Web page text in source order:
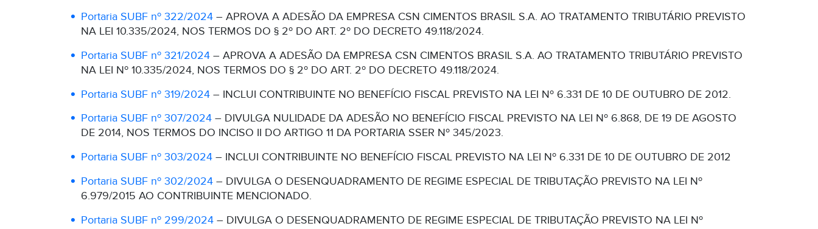
Portaria SUBF nº 322/2024 – APROVA A ADESÃO DA EMPRESA CSN CIMENTOS BRASIL S.A. AO TRATAMENTO TRIBUTÁRIO PREVISTO
NA LEI 10.335/2024, NOS TERMOS DO § 2º DO ART. 2º DO DECRETO 49.118/2024.
Portaria SUBF nº 321/2024 – APROVA A ADESÃO DA EMPRESA CSN CIMENTOS BRASIL S.A. AO TRATAMENTO TRIBUTÁRIO PREVISTO
NA LEI Nº 10.335/2024, NOS TERMOS DO § 2º DO ART. 2º DO DECRETO 49.118/2024.
Portaria SUBF nº 319/2024 – INCLUI CONTRIBUINTE NO BENEFÍCIO FISCAL PREVISTO NA LEI Nº 6.331 DE 10 DE OUTUBRO DE 2012.
Portaria SUBF nº 307/2024 – DIVULGA NULIDADE DA ADESÃO NO BENEFÍCIO FISCAL PREVISTO NA LEI Nº 6.868, DE 19 DE AGOSTO
DE 2014, NOS TERMOS DO INCISO II DO ARTIGO 11 DA PORTARIA SSER Nº 345/2023.
Portaria SUBF nº 303/2024 – INCLUI CONTRIBUINTE NO BENEFÍCIO FISCAL PREVISTO NA LEI Nº 6.331 DE 10 DE OUTUBRO DE 2012
Portaria SUBF nº 302/2024 – DIVULGA O DESENQUADRAMENTO DE REGIME ESPECIAL DE TRIBUTAÇÃO PREVISTO NA LEI Nº
6.979/2015 AO CONTRIBUINTE MENCIONADO.
Portaria SUBF nº 299/2024 – DIVULGA O DESENQUADRAMENTO DE REGIME ESPECIAL DE TRIBUTAÇÃO PREVISTO NA LEI Nº